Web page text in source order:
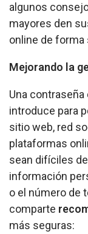
algunos
mayores den
online de forma
Mejorando la
Una
introduce para
sitio web, red
plataformas
sean difíciles
información
o el número de
comparte
más seguras: